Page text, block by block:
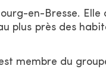
en-Bresse.
plus près des
membre du